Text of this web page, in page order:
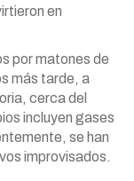
en
por matones de
más tarde, a
cerca del
incluyen gases
se han
improvisados.